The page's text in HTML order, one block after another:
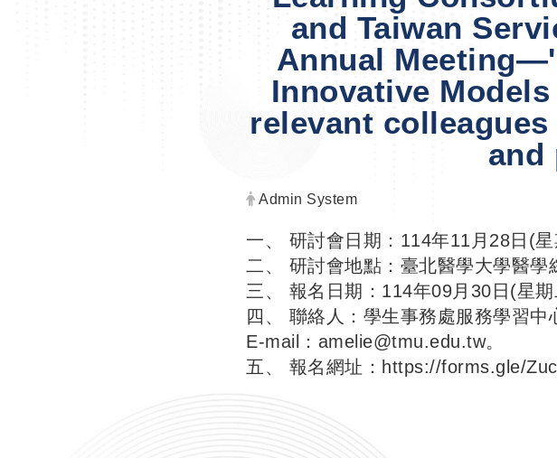
and Taiwan
Annual
Innovative
relevant
and
Author:
Admin System
一、 研討會日期：114年11月28日(星
二、 研討會地點：臺北醫學大學醫學
三、 報名日期：114年09月30日(星期
四、 聯絡人：學生事務處服務學習
E-mail：amelie@tmu.edu.tw。
五、 報名網址： https://forms.gle/